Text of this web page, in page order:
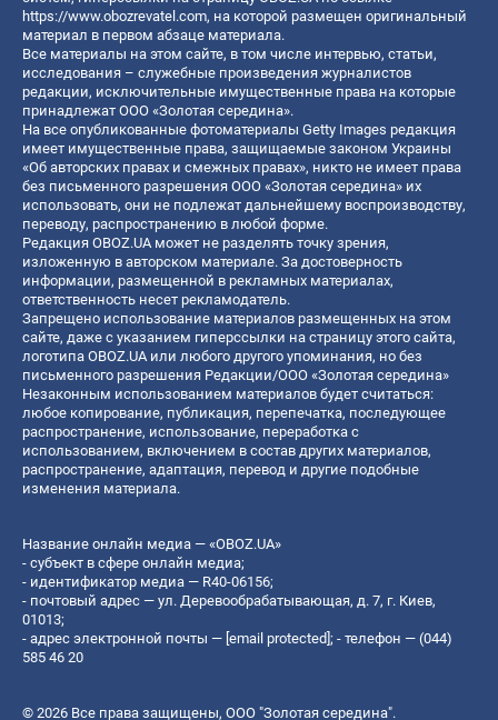
https://www.obozrevatel.com, на которой размещен оригинальный
материал в первом абзаце материала.
Все материалы на этом сайте, в том числе интервью, статьи,
исследования – служебные произведения журналистов
редакции, исключительные имущественные права на которые
принадлежат ООО «Золотая середина».
На все опубликованные фотоматериалы Getty Images редакция
имеет имущественные права, защищаемые законом Украины
«Об авторских правах и смежных правах», никто не имеет права
без письменного разрешения ООО «Золотая середина» их
использовать, они не подлежат дальнейшему воспроизводству,
переводу, распространению в любой форме.
Редакция OBOZ.UA может не разделять точку зрения,
изложенную в авторском материале. За достоверность
информации, размещенной в рекламных материалах,
ответственность несет рекламодатель.
Запрещено использование материалов размещенных на этом
сайте, даже с указанием гиперссылки на страницу этого сайта,
логотипа OBOZ.UA или любого другого упоминания, но без
письменного разрешения Редакции/ООО «Золотая середина»
Незаконным использованием материалов будет считаться:
любое копирование, публикация, перепечатка, последующее
распространение, использование, переработка с
использованием, включением в состав других материалов,
распространение, адаптация, перевод и другие подобные
изменения материала.
Название онлайн медиа — «OBOZ.UA»
- субъект в сфере онлайн медиа;
- идентификатор медиа — R40-06156;
- почтовый адрес — ул. Деревообрабатывающая, д. 7, г. Киев,
01013;
- адрес электронной почты — [email protected]; - телефон — (044)
585 46 20
© 2026 Все права защищены, ООО "Золотая середина".